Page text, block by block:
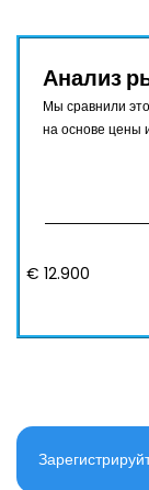
Анализ
Мы сравнили
на основе цены
€ 12.900